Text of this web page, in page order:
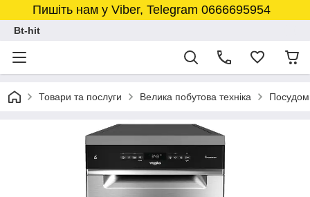
Пишіть нам у Viber, Telegram 0666695954
Bt-hit
Товари та послуги Велика побутова техніка